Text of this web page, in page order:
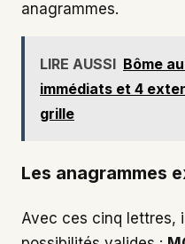
anagrammes.
LIRE AUSSI Bôme
immédiats et 4
grille
Les anagrammes
Avec ces cinq lettres,